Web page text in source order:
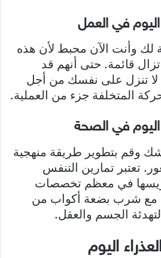
في العمل
لك وأنت الآن محبط لأن هذه
تزال قائمة. حتى أنهم قد
لا تنزل على نفسك من أجل
المتخلفة جزء من العملية.
في الصحة
وقم بتطوير طريقة منهجية
تعتبر تمارين التنفس
في معظم تخصصات
مع شرب بضعة أكواب من
الجسم والعقل.